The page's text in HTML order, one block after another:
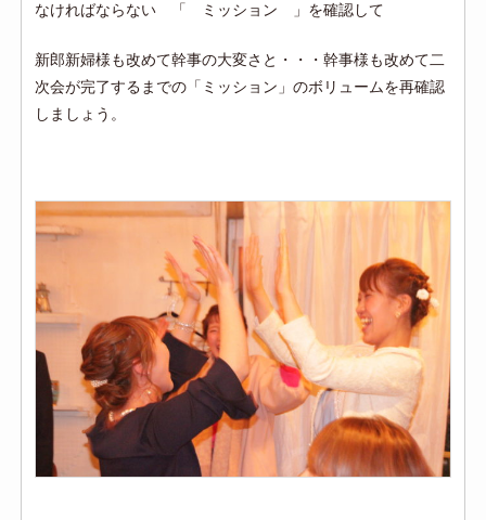
なければならない 「 ミッション 」を確認して
新郎新婦様も改めて幹事の大変さと・・・幹事様も改めて二
次会が完了するまでの「ミッション」のボリュームを再確認
しましょう。